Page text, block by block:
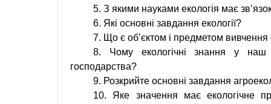
5. З якими науками екологія має
6. Які основні завдання екології?
7. Що є об’єктом і предметом вивчення
8. Чому екологічні знання у наш
господарства?
9. Розкрийте основні завдання
10. Яке значення має екологічне